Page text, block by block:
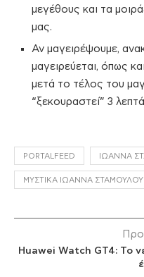
μεγέθους και τα
μας.
Αν μαγειρέψουμε,
μαγειρεύεται, όπως
μετά το τέλος του
“ξεκουραστεί” 3
PORTALFEED ΙΩΆΝΝΑ
ΜΥΣΤΙΚΆ ΙΩΆΝΝΑ ΣΤΑΜΟΎΛΟΥ
Huawei Watch GT4: Το